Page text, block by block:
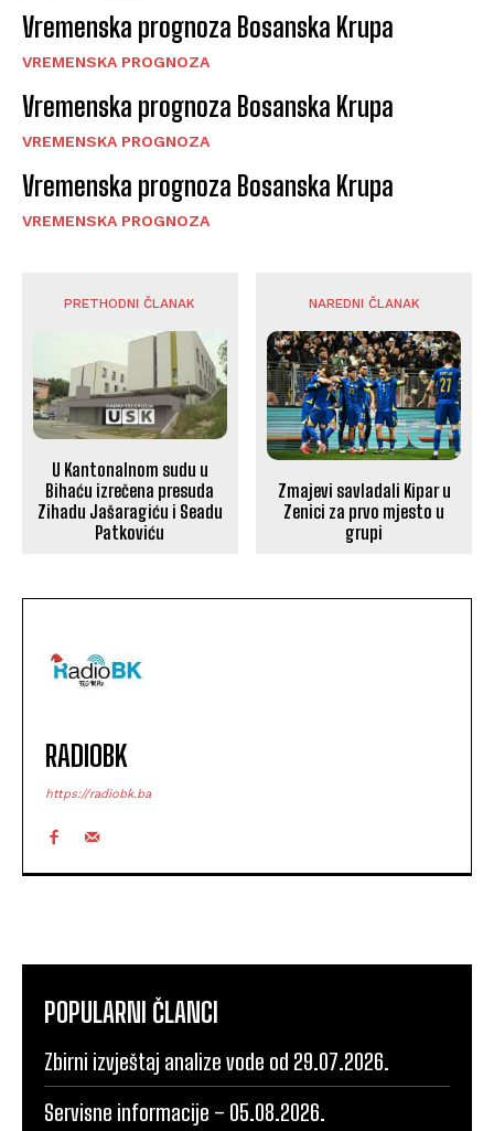
Vremenska prognoza Bosanska Krupa
VREMENSKA PROGNOZA
Vremenska prognoza Bosanska Krupa
VREMENSKA PROGNOZA
Vremenska prognoza Bosanska Krupa
VREMENSKA PROGNOZA
PRETHODNI ČLANAK
U Kantonalnom sudu u
Bihaću izrečena presuda
Zihadu Jašaragiću i Seadu
Patkoviću
NAREDNI ČLANAK
Zmajevi savladali Kipar u
Zenici za prvo mjesto u
grupi
RADIOBK
https://radiobk.ba
POPULARNI ČLANCI
Zbirni izvještaj analize vode od 29.07.2026.
Servisne informacije – 05.08.2026.